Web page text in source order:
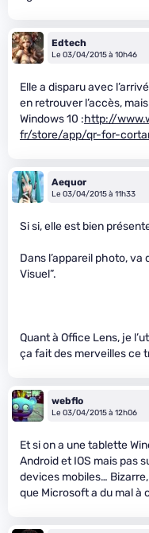
Edtech
Le 03/04/2015 à 10h46
Elle a disparu avec
en retrouver l’accès,
Windows 10 :http://
fr/store/app/qr-for-
Aequor
Le 03/04/2015 à 11h33
Si si, elle est bien
Dans l’appareil photo,
Visuel”.
Quant à Office Lens, je
ça fait des merveilles ce
webflo
Le 03/04/2015 à 12h06
Et si on a une tablette
Android et IOS mais pas
devices mobiles…
que Microsoft a du mal à